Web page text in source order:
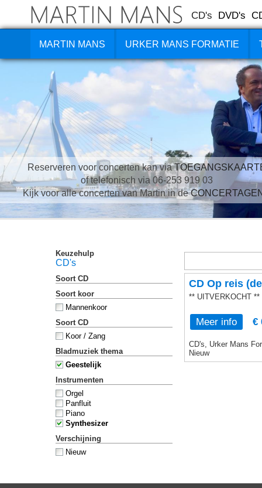
CD's DVD's
MARTIN MANS URKER MANS FORMATIE
Reserveren voor concerten kan via
of telefonisch via 06-253 919 03
Kijk voor alle concerten van Martin in de
Keuzehulp
CD's
Soort CD
Soort koor
Mannenkoor
Soort CD
Koor / Zang
Bladmuziek thema
Geestelijk
Instrumenten
Orgel
Panfluit
Piano
Synthesizer
Verschijning
Nieuw
CD Op reis
** UITVERKOCHT **
Meer info €
CD's, Urker Mans
Nieuw